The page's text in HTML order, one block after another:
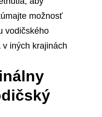
možnosť
vodičského
iných krajinách